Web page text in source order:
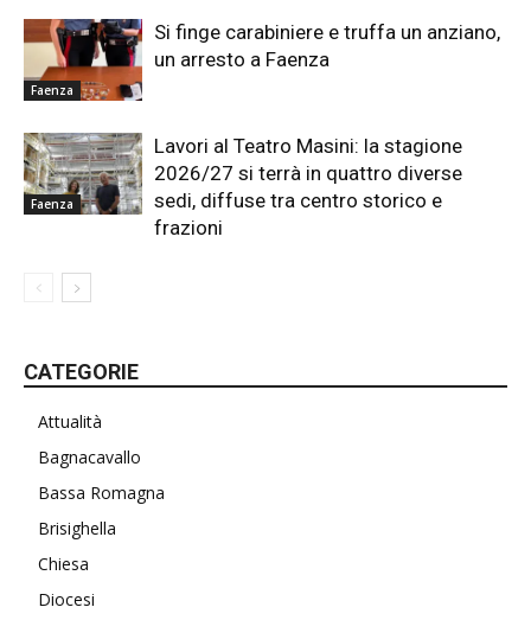
Faenza
Si finge carabiniere e truffa un anziano,
un arresto a Faenza
Faenza
Lavori al Teatro Masini: la stagione
2026/27 si terrà in quattro diverse
sedi, diffuse tra centro storico e
frazioni
CATEGORIE
Attualità
Bagnacavallo
Bassa Romagna
Brisighella
Chiesa
Diocesi